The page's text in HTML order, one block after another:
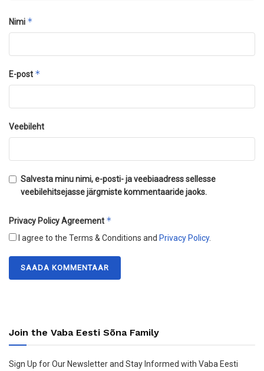
Nimi *
E-post *
Veebileht
Salvesta minu nimi, e-posti- ja veebiaadress sellesse
veebilehitsejasse järgmiste kommentaaride jaoks.
Privacy Policy Agreement *
I agree to the Terms & Conditions and Privacy Policy.
Join the Vaba Eesti Sõna Family
Sign Up for Our Newsletter and Stay Informed with Vaba Eesti